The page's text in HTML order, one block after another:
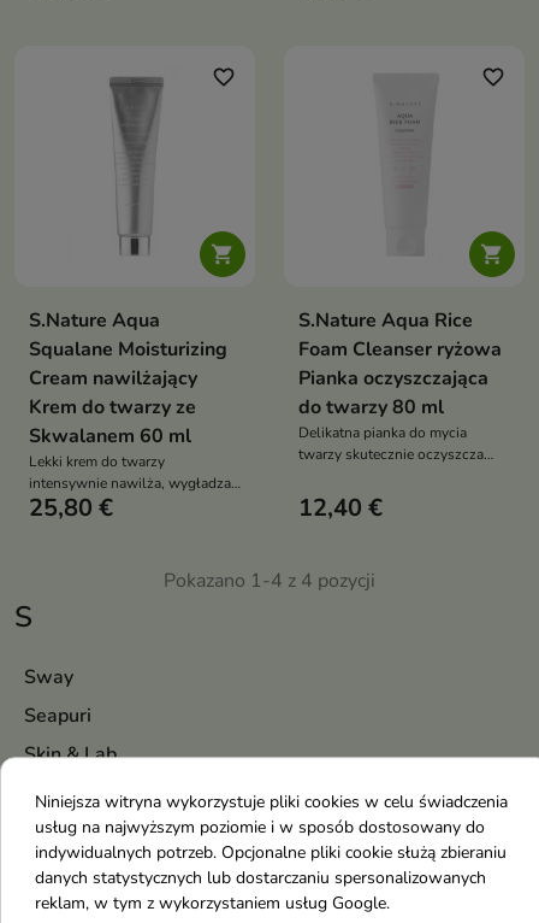
S
Sway
Seapuri
Skin & Lab
Shaishaishai
Sulsena
S.Nature
Saem
wirginijskim koi, wygładza oraz
pomaga ograniczyć utratę wody
betainą, alantoiną, peptydami i
pomaga przywrócić cerze
komfort, jędrność i elastyczność

favorite_border
S.Nature Aqua
Squalane Moisturizing
Cream nawilżający
Krem do twarzy ze
Skwalanem 60 ml
Lekki krem do twarzy
intensywnie nawilża, wygładza i
wspiera regenerację skóry suchej
betainą, pantenolem, kwasem
hydrolizowanym kolagenem
25,80 €

favorite_border
S.Nature Aqua Rice
Foam Cleanser ryżowa
Pianka oczyszczająca
do twarzy 80 ml
Delikatna pianka do mycia
twarzy skutecznie oczyszcza
nie naruszając jej bariery
ochronnej. Formuła z ekstraktem
wspiera komfort skóry wrażliwej
12,40 €
Pokazano 1-4 z 4 pozycji
Niniejsza witryna wykorzystuje pliki cookies w celu świadczenia
usług na najwyższym poziomie i w sposób dostosowany do
indywidualnych potrzeb. Opcjonalne pliki cookie służą zbieraniu
danych statystycznych lub dostarczaniu spersonalizowanych
reklam, w tym z wykorzystaniem usług Google.